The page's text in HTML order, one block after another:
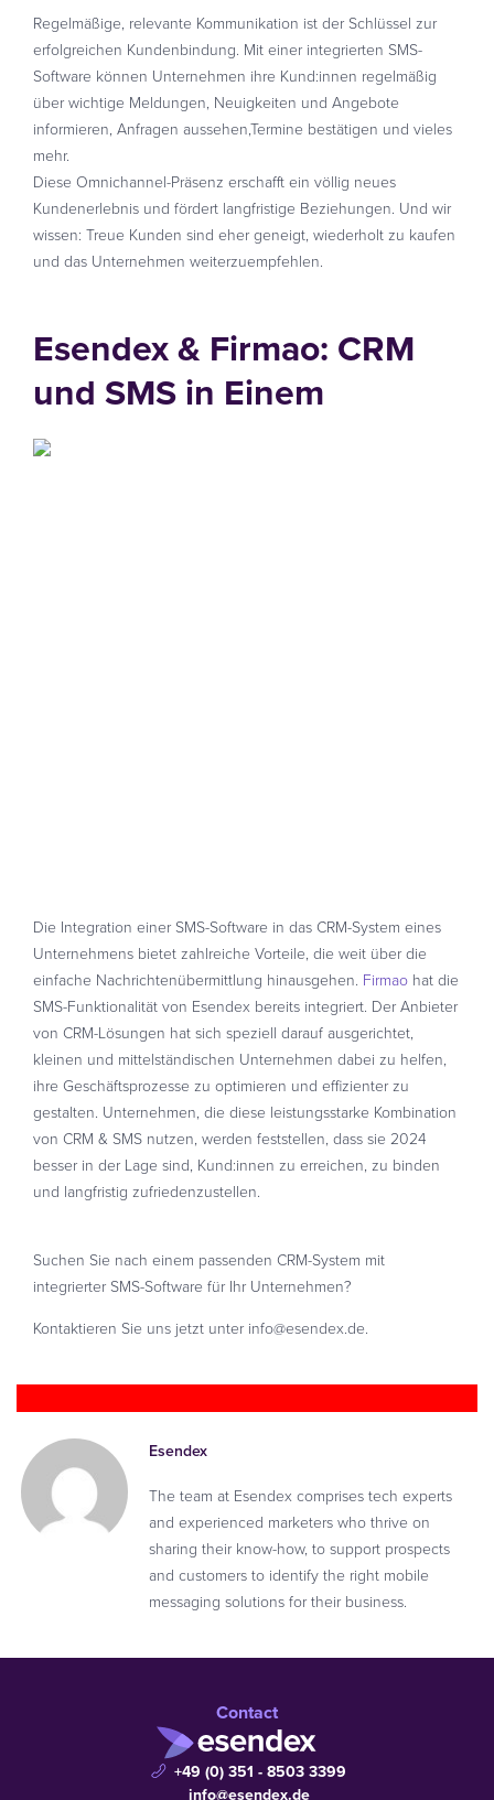
Regelmäßige, relevante Kommunikation ist der Schlüssel zur
erfolgreichen Kundenbindung. Mit einer integrierten SMS-
Software können Unternehmen ihre Kund:innen regelmäßig
über wichtige Meldungen, Neuigkeiten und Angebote
informieren, Anfragen aussehen,Termine bestätigen und vieles
mehr.
Diese Omnichannel-Präsenz erschafft ein völlig neues
Kundenerlebnis und fördert langfristige Beziehungen. Und wir
wissen: Treue Kunden sind eher geneigt, wiederholt zu kaufen
und das Unternehmen weiterzuempfehlen.
Esendex & Firmao: CRM
und SMS in Einem
Die Integration einer SMS-Software in das CRM-System eines
Unternehmens bietet zahlreiche Vorteile, die weit über die
einfache Nachrichtenübermittlung hinausgehen. Firmao hat die
SMS-Funktionalität von Esendex bereits integriert. Der Anbieter
von CRM-Lösungen hat sich speziell darauf ausgerichtet,
kleinen und mittelständischen Unternehmen dabei zu helfen,
ihre Geschäftsprozesse zu optimieren und effizienter zu
gestalten. Unternehmen, die diese leistungsstarke Kombination
von CRM & SMS nutzen, werden feststellen, dass sie 2024
besser in der Lage sind, Kund:innen zu erreichen, zu binden
und langfristig zufriedenzustellen.
Suchen Sie nach einem passenden CRM-System mit
integrierter SMS-Software für Ihr Unternehmen?
Kontaktieren Sie uns jetzt unter info@esendex.de.
Esendex
The team at Esendex comprises tech experts
and experienced marketers who thrive on
sharing their know-how, to support prospects
and customers to identify the right mobile
messaging solutions for their business.
Contact
+49 (0) 351 - 8503 3399
info@esendex.de